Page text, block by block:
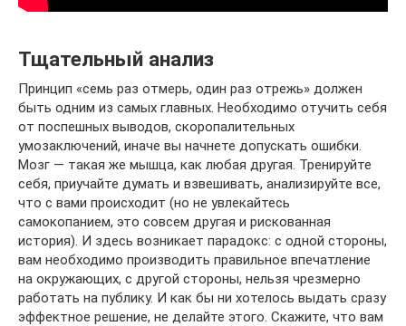
Тщательный анализ
Принцип «семь раз отмерь, один раз отрежь» должен
быть одним из самых главных. Необходимо отучить себя
от поспешных выводов, скоропалительных
умозаключений, иначе вы начнете допускать ошибки.
Мозг — такая же мышца, как любая другая. Тренируйте
себя, приучайте думать и взвешивать, анализируйте все,
что с вами происходит (но не увлекайтесь
самокопанием, это совсем другая и рискованная
история). И здесь возникает парадокс: с одной стороны,
вам необходимо производить правильное впечатление
на окружающих, с другой стороны, нельзя чрезмерно
работать на публику. И как бы ни хотелось выдать сразу
эффектное решение, не делайте этого. Скажите, что вам